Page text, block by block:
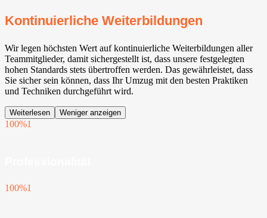
Kontinuierliche Weiterbildungen
Wir legen höchsten Wert auf kontinuierliche Weiterbildungen aller
Teammitglieder, damit sichergestellt ist, dass unsere festgelegten
hohen Standards stets übertroffen werden. Das gewährleistet, dass
Sie sicher sein können, dass Ihr Umzug mit den besten Praktiken
und Techniken durchgeführt wird.
Weiterlesen Weniger anzeigen
100%1
100%1